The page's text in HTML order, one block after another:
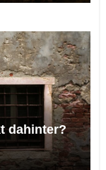
dahinter?